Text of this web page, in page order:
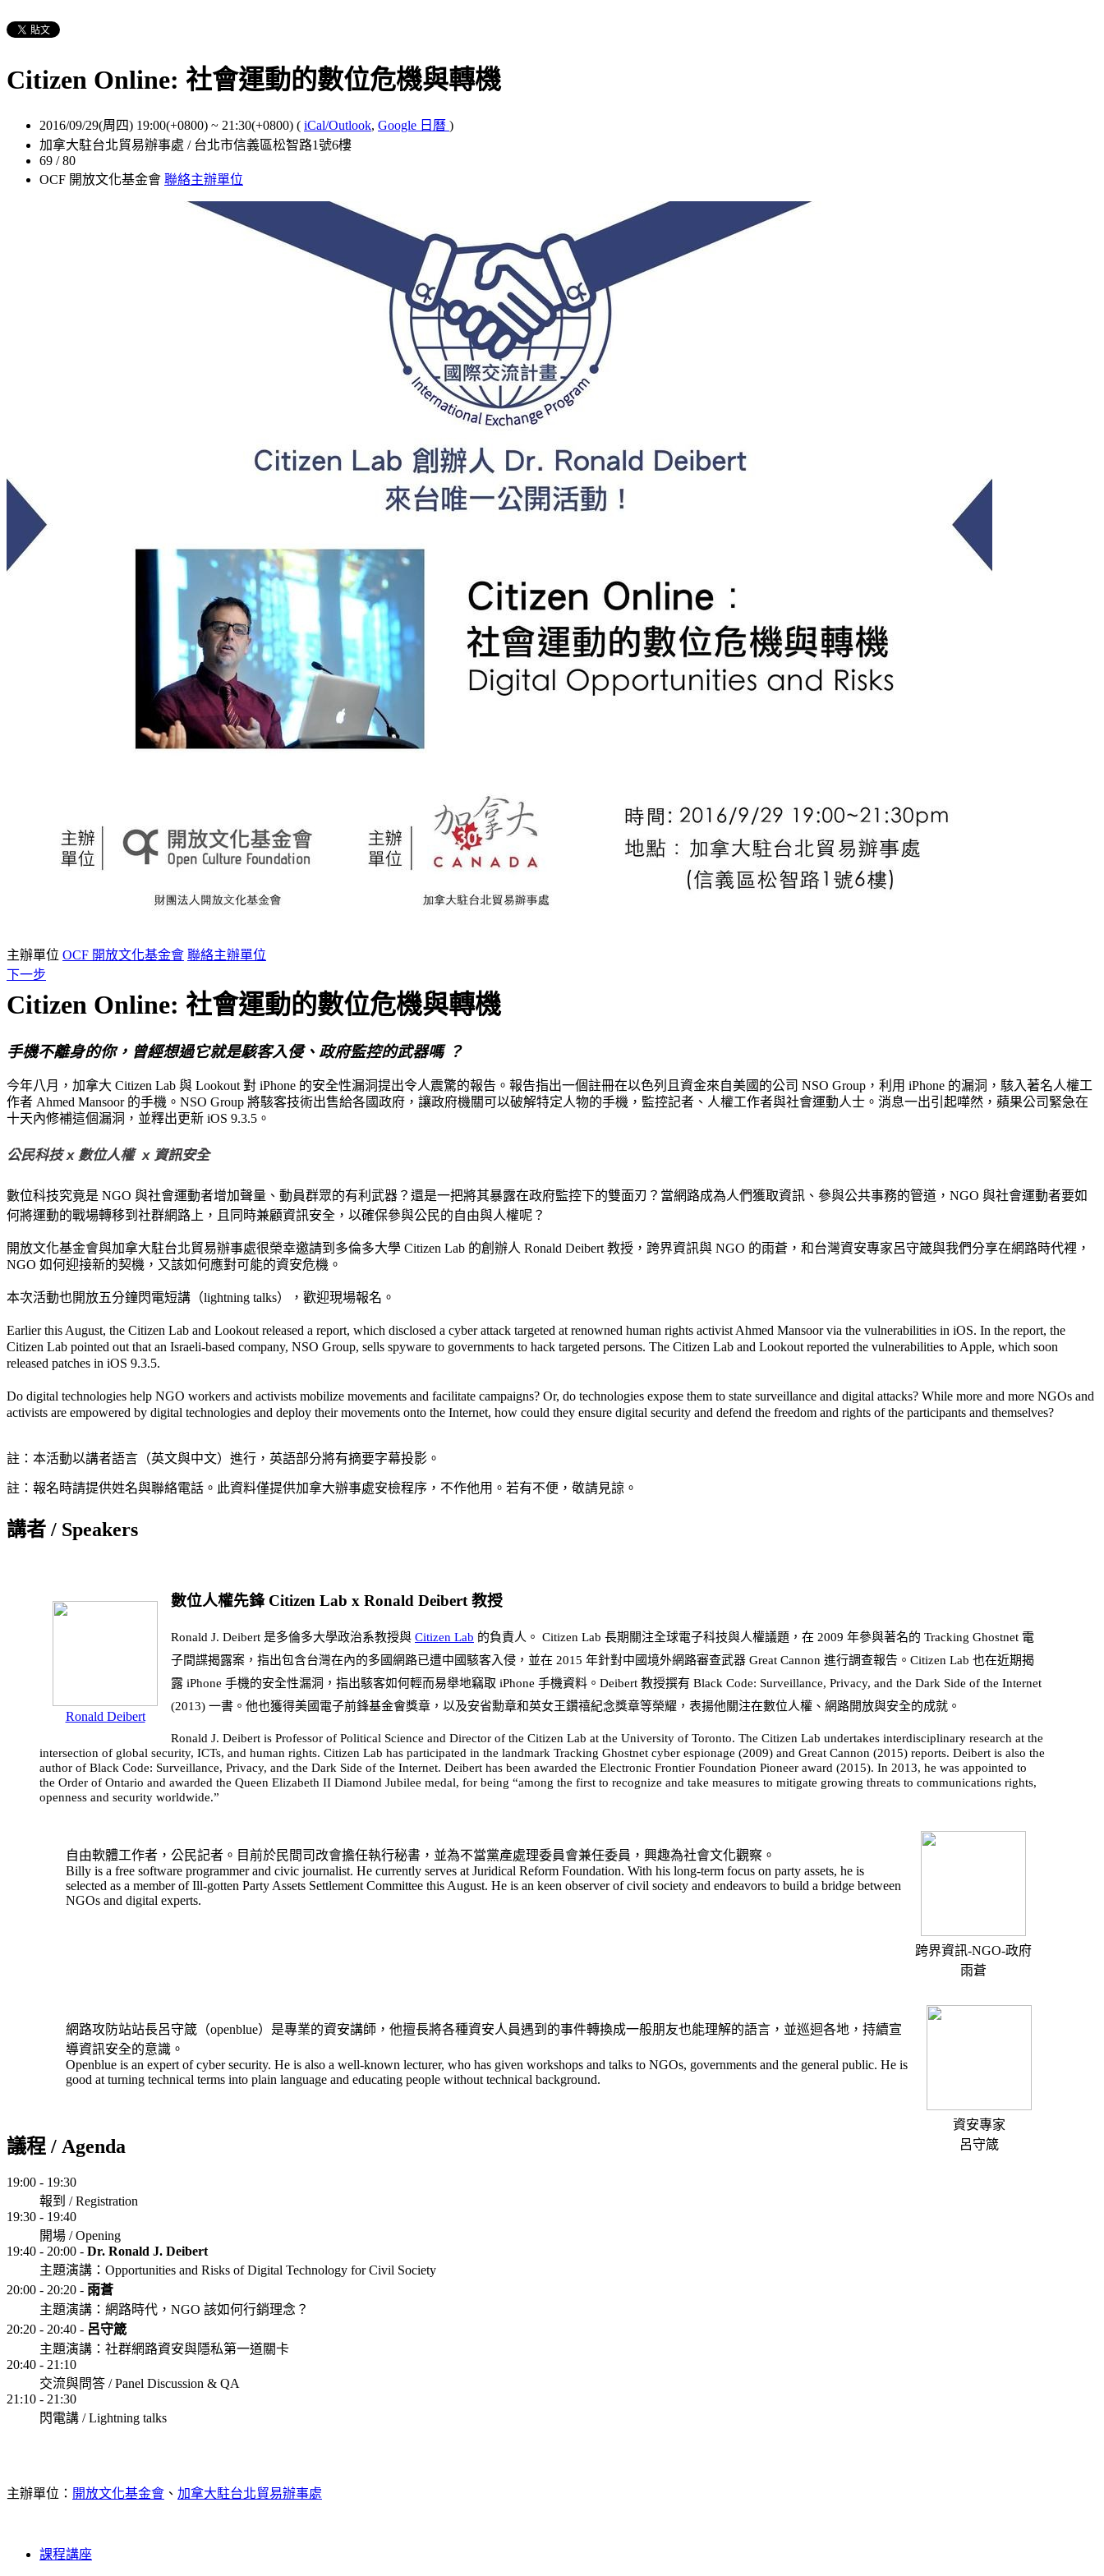
Citizen Online: 社會運動的數位危機與轉機
2016/09/29(周四) 19:00(+0800) ~ 21:30(+0800) ( iCal/Outlook, Google 日曆 )
加拿大駐台北貿易辦事處 / 台北市信義區松智路1號6樓
69 / 80
OCF 開放文化基金會 聯絡主辦單位
主辦單位 OCF 開放文化基金會 聯絡主辦單位
下一步
Citizen Online: 社會運動的數位危機與轉機
手機不離身的你，曾經想過它就是駭客入侵、政府監控的武器嗎 ？
今年八月，加拿大 Citizen Lab 與 Lookout 對 iPhone 的安全性漏洞提出令人震驚的報告。報告指出一個註冊在以色列且資金來自美國的公司 NSO Group，利用 iPhone 的漏洞，駭入著名人權工
作者 Ahmed Mansoor 的手機。NSO Group 將駭客技術出售給各國政府，讓政府機關可以破解特定人物的手機，監控記者、人權工作者與社會運動人士。消息一出引起嘩然，蘋果公司緊急在
十天內修補這個漏洞，並釋出更新 iOS 9.3.5。
公民科技 x 數位人權 x 資訊安全
數位科技究竟是 NGO 與社會運動者增加聲量、動員群眾的有利武器？還是一把將其暴露在政府監控下的雙面刃？當網路成為人們獲取資訊、參與公共事務的管道，NGO 與社會運動者要如
何將運動的戰場轉移到社群網路上，且同時兼顧資訊安全，以確保參與公民的自由與人權呢？
開放文化基金會與加拿大駐台北貿易辦事處很榮幸邀請到多倫多大學 Citizen Lab 的創辦人 Ronald Deibert 教授，跨界資訊與 NGO 的雨蒼，和台灣資安專家呂守箴與我們分享在網路時代裡，
NGO 如何迎接新的契機，又該如何應對可能的資安危機。
本次活動也開放五分鐘閃電短講（lightning talks），歡迎現場報名。
Earlier this August, the Citizen Lab and Lookout released a report, which disclosed a cyber attack targeted at renowned human rights activist Ahmed Mansoor via the vulnerabilities in iOS. In the report, the
Citizen Lab pointed out that an Israeli-based company, NSO Group, sells spyware to governments to hack targeted persons. The Citizen Lab and Lookout reported the vulnerabilities to Apple, which soon
released patches in iOS 9.3.5.
Do digital technologies help NGO workers and activists mobilize movements and facilitate campaigns? Or, do technologies expose them to state surveillance and digital attacks? While more and more NGOs and
activists are empowered by digital technologies and deploy their movements onto the Internet, how could they ensure digital security and defend the freedom and rights of the participants and themselves?
註：本活動以講者語言（英文與中文）進行 ，英語部分將有摘要字幕投影 。
註：報名時請提供姓名與聯絡電話。此資料僅提供加拿大辦事處安檢程序，不作他用。若有不便，敬請見諒。
講者 / Speakers
Ronald Deibert
數位人權先鋒 Citizen Lab x Ronald Deibert 教授
Ronald J. Deibert 是多倫多大學政治系教授與 Citizen Lab 的負責人。 Citizen Lab 長期關注全球電子科技與人權議題，在 2009 年參與著名的 Tracking Ghostnet 電
子間諜揭露案，指出包含台灣在內的多國網路已遭中國駭客入侵，並在 2015 年針對中國境外網路審查武器 Great Cannon 進行調查報告。Citizen Lab 也在近期揭
露 iPhone 手機的安全性漏洞，指出駭客如何輕而易舉地竊取 iPhone 手機資料。Deibert 教授撰有 Black Code: Surveillance, Privacy, and the Dark Side of the Internet
(2013) 一書。他也獲得美國電子前鋒基金會獎章，以及安省勳章和英女王鑽禧紀念獎章等榮耀，表揚他關注在數位人權、網路開放與安全的成就。
Ronald J. Deibert is Professor of Political Science and Director of the Citizen Lab at the University of Toronto. The Citizen Lab undertakes interdisciplinary research at the
intersection of global security, ICTs, and human rights. Citizen Lab has participated in the landmark Tracking Ghostnet cyber espionage (2009) and Great Cannon (2015) reports. Deibert is also the
author of Black Code: Surveillance, Privacy, and the Dark Side of the Internet. Deibert has been awarded the Electronic Frontier Foundation Pioneer award (2015). In 2013, he was appointed to
the Order of Ontario and awarded the Queen Elizabeth II Diamond Jubilee medal, for being “among the first to recognize and take measures to mitigate growing threats to communications rights,
openness and security worldwide.”
跨界資訊-NGO-政府
雨蒼
自由軟體工作者，公民記者。目前於民間司改會擔任執行秘書，並為不當黨產處理委員會兼任委員，興趣為社會文化觀察。
Billy is a free software programmer and civic journalist. He currently serves at Juridical Reform Foundation. With his long-term focus on party assets, he is
selected as a member of Ill-gotten Party Assets Settlement Committee this August. He is an keen observer of civil society and endeavors to build a bridge between
NGOs and digital experts.
資安專家
呂守箴
網路攻防站站長呂守箴（openblue）是專業的資安講師，他擅長將各種資安人員遇到的事件轉換成一般朋友也能理解的語言，並巡迴各地，持續宣
導資訊安全的意識。
Openblue is an expert of cyber security. He is also a well-known lecturer, who has given workshops and talks to NGOs, governments and the general public. He is
good at turning technical terms into plain language and educating people without technical background.
議程 / Agenda
19:00 - 19:30
報到 / Registration
19:30 - 19:40
開場 / Opening
19:40 - 20:00 - Dr. Ronald J. Deibert
主題演講：Opportunities and Risks of Digital Technology for Civil Society
20:00 - 20:20 - 雨蒼
主題演講：網路時代，NGO 該如何行銷理念？
20:20 - 20:40 - 呂守箴
主題演講：社群網路資安與隱私第一道關卡
20:40 - 21:10
交流與問答 / Panel Discussion & QA
21:10 - 21:30
閃電講 / Lightning talks
主辦單位： 開放文化基金會 、 加拿大駐台北貿易辦事處
課程講座